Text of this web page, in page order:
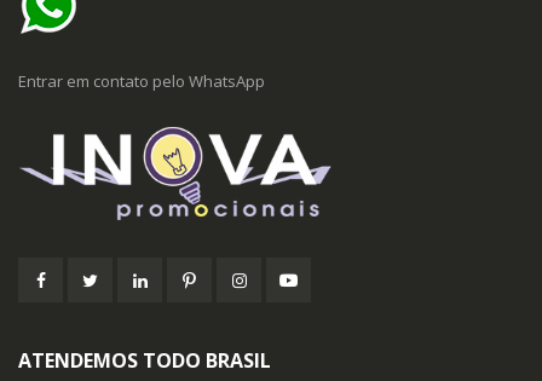
Entrar em contato pelo WhatsApp
ATENDEMOS TODO BRASIL